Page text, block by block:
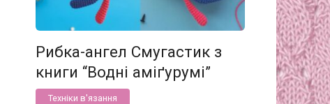
Рибка-ангел Смугастик з
книги “Водні аміґурумі”
Техніки в'язання